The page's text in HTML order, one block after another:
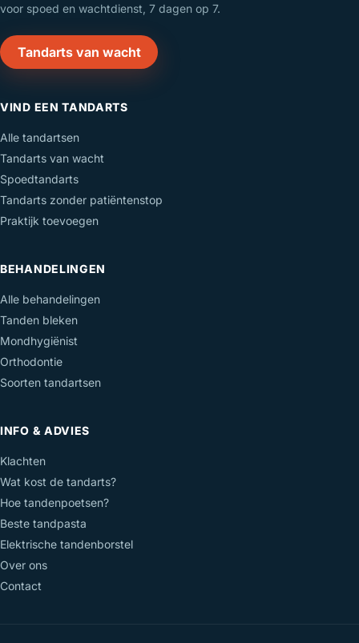
voor spoed en wachtdienst, 7 dagen op 7.
Tandarts van wacht
VIND EEN TANDARTS
Alle tandartsen
Tandarts van wacht
Spoedtandarts
Tandarts zonder patiëntenstop
Praktijk toevoegen
BEHANDELINGEN
Alle behandelingen
Tanden bleken
Mondhygiënist
Orthodontie
Soorten tandartsen
INFO & ADVIES
Klachten
Wat kost de tandarts?
Hoe tandenpoetsen?
Beste tandpasta
Elektrische tandenborstel
Over ons
Contact